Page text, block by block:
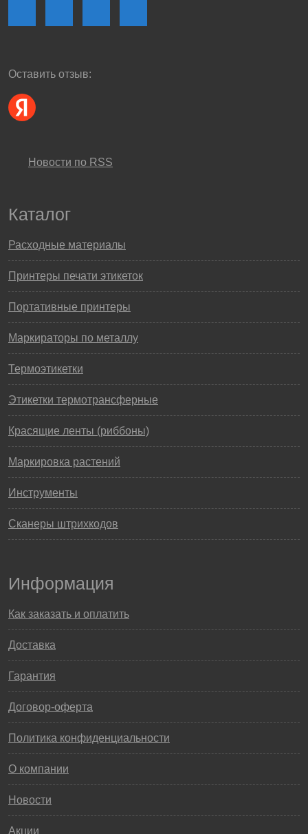
Оставить отзыв:
Новости по RSS
Каталог
Расходные материалы
Принтеры печати этикеток
Портативные принтеры
Маркираторы по металлу
Термоэтикетки
Этикетки термотрансферные
Красящие ленты (риббоны)
Маркировка растений
Инструменты
Сканеры штрихкодов
Информация
Как заказать и оплатить
Доставка
Гарантия
Договор-оферта
Политика конфиденциальности
О компании
Новости
Акции